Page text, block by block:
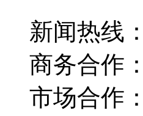
新闻热线
商务合作
市场合作